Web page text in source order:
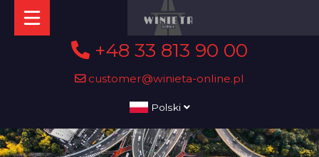
+48 33 813 90 00
customer@winieta-online.pl
Polski